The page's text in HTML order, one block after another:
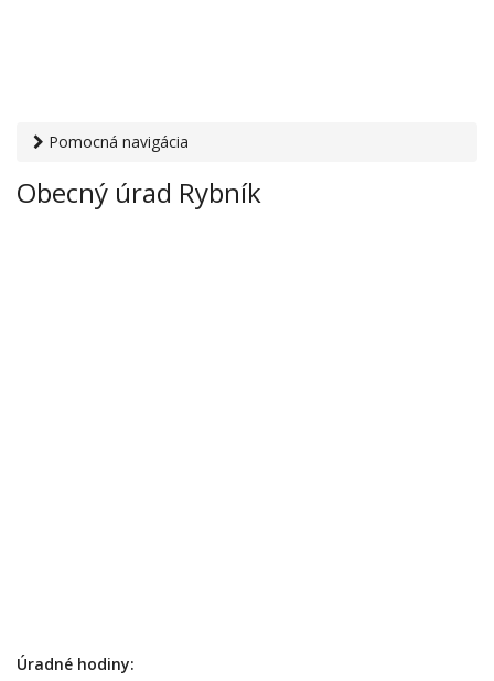
Pomocná navigácia
Obecný úrad Rybník
Obecný úrad Rybník
Úradné hodiny: